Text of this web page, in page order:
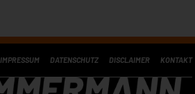
KONTAKT
DISCLAIMER
DATENSCHUTZ
IMPRESSUM